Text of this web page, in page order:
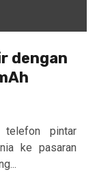
dengan
telefon pintar
ke pasaran